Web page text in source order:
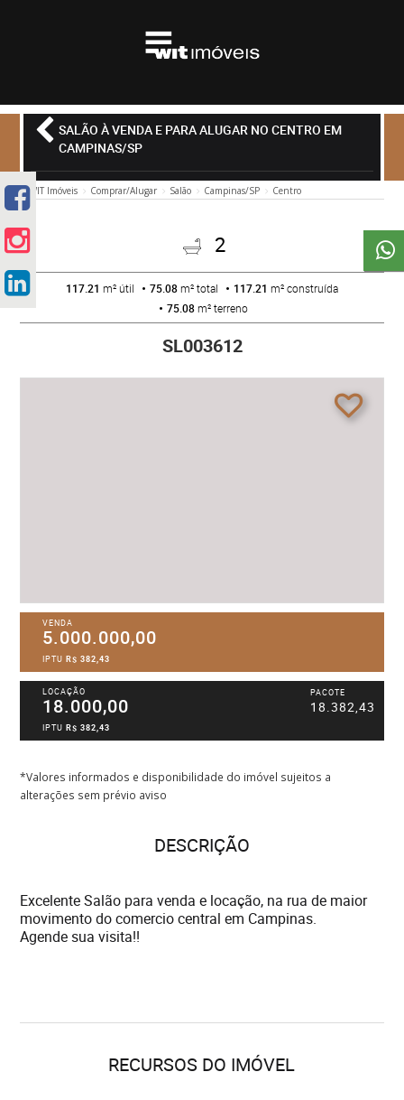
SALÃO À VENDA E PARA ALUGAR NO CENTRO EM
CAMPINAS/SP
WIT Imóveis Comprar/Alugar Salão Campinas/SP Centro
2
117.21 m² útil 75.08m² total 117.21 m² construída
75.08m² terreno
SL003612
VENDA
5.000.000,00
IPTUR$ 382,43
LOCAÇÃO
18.000,00
PACOTE
18.382,43
IPTUR$ 382,43
*Valores informados e disponibilidade do imóvel sujeitos a
alterações sem prévio aviso
DESCRIÇÃO
Excelente Salão para venda e locação, na rua de maior
movimento do comercio central em Campinas.
Agende sua visita!!
RECURSOS DO IMÓVEL